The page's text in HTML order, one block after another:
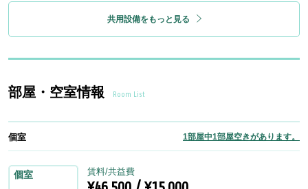
共用設備をもっと見る
部屋・空室情報 Room List
個室 1部屋中1部屋空きがあります。
個室 賃料/共益費